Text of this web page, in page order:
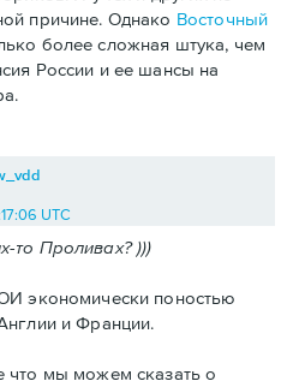
причине. Однако Восточный
более сложная штука, чем
России и ее шансы на
UTC
то Проливах? )))
экономически поностью
и Франции.
что мы можем сказать о